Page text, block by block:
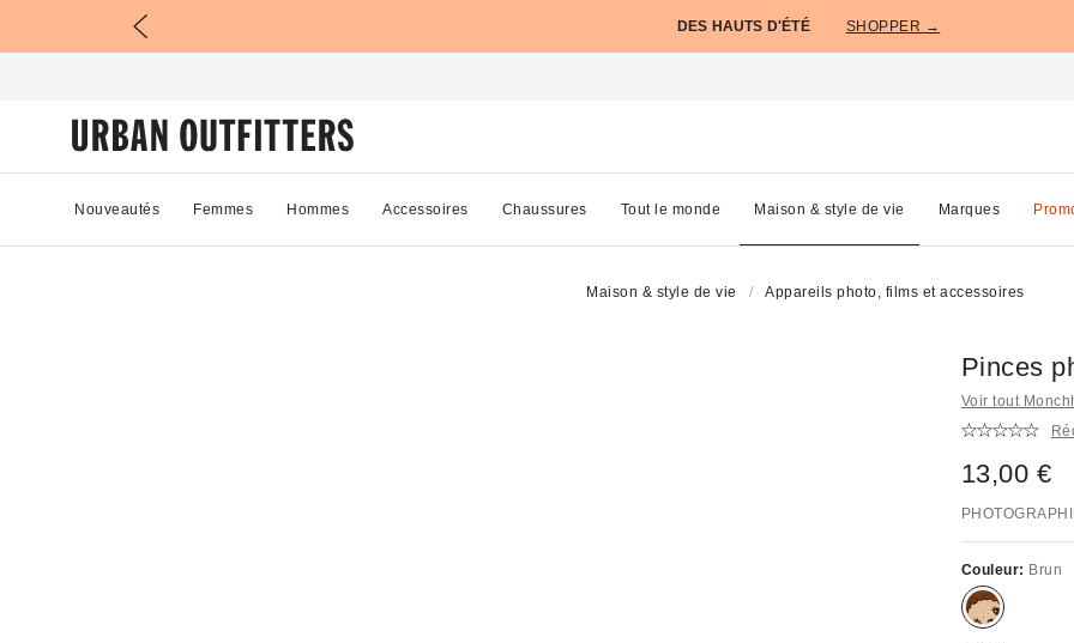
DES HAUTS D'ÉTÉ SHOPPER →
Nouveautés Femmes Hommes Accessoires Chaussures Tout le monde Maison & style de vie Marques
Maison & style de vie Appareils photo, films et accessoires
Pinces
Voir tout
13,00 €
Couleur: Brun